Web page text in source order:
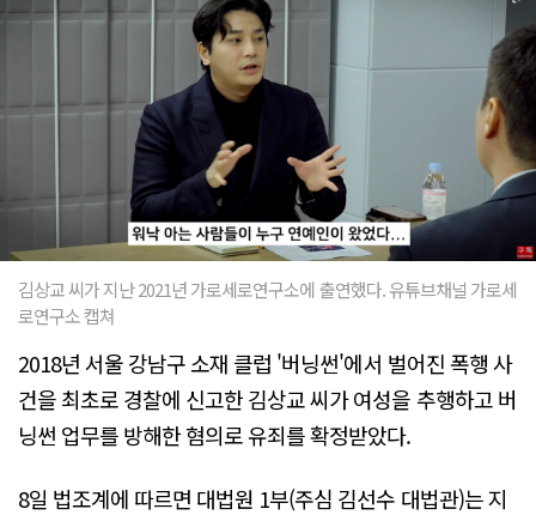
김상교 씨가 지난 2021년 가로세로연구소에 출연했다. 유튜브채널 가로세
로연구소 캡쳐
2018년 서울 강남구 소재 클럽 '버닝썬'에서 벌어진 폭행 사
건을 최초로 경찰에 신고한 김상교 씨가 여성을 추행하고 버
닝썬 업무를 방해한 혐의로 유죄를 확정받았다.
8일 법조계에 따르면 대법원 1부(주심 김선수 대법관)는 지